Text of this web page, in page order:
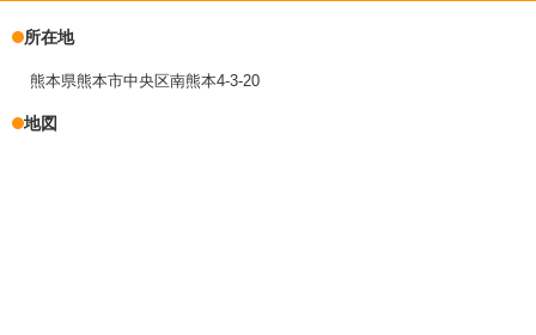
所在地
熊本県熊本市中央区南熊本4-3-20
地図